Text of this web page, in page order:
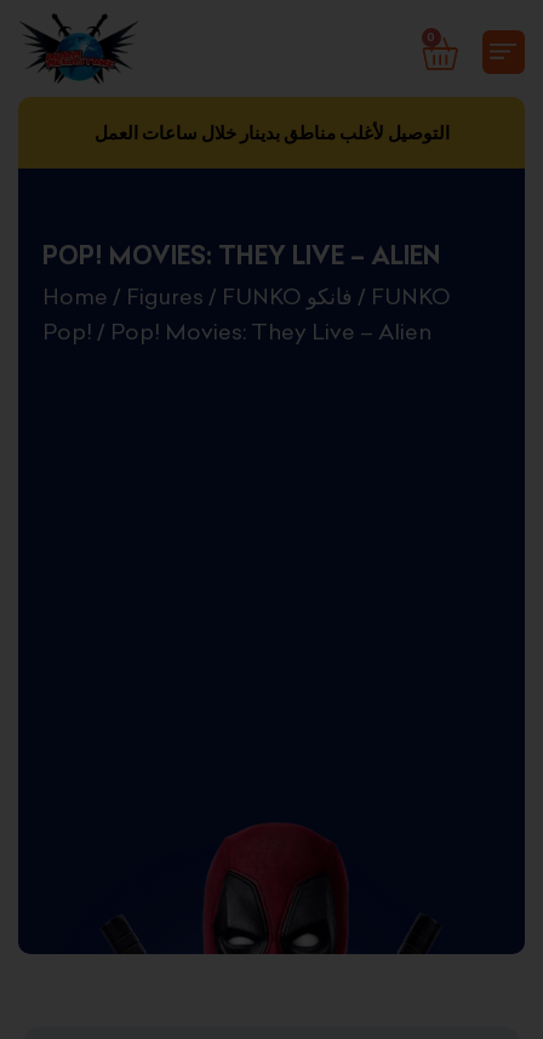
content
0
CART
التوصيل لأغلب مناطق بدينار خلال ساعات العمل
POP! MOVIES: THEY LIVE – ALIEN
Home / Figures / FUNKO فانكو / FUNKO
Pop! / Pop! Movies: They Live – Alien